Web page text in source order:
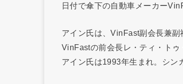
日付で傘下の自動車メーカー
アイン氏は、VinFast副会長兼副
VinFastの前会長レ・ティ・トゥ
アイン氏は1993年生まれ。シン